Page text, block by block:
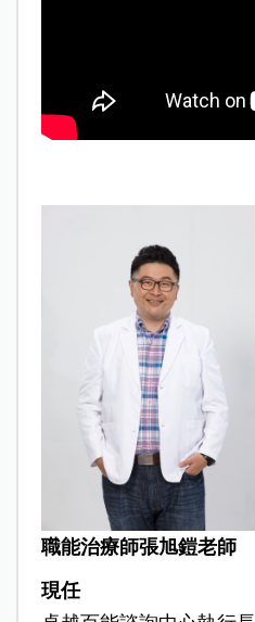
職能治療師張旭鎧老師
現任